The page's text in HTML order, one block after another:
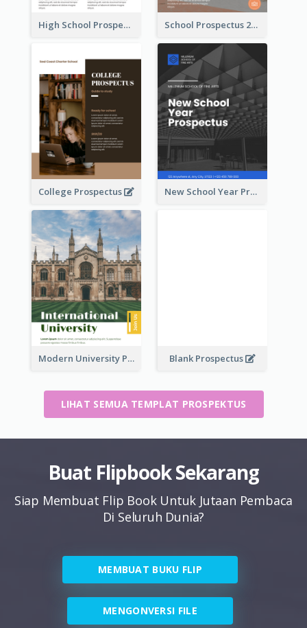
High School Prospectus School Prospectus 2022
College Prospectus New School Year Prospectus
Modern University Prospectus Blank Prospectus
LIHAT SEMUA TEMPLAT PROSPEKTUS
Buat Flipbook Sekarang
Siap Membuat Flip Book Untuk Jutaan Pembaca
Di Seluruh Dunia?
MEMBUAT BUKU FLIP
MENGONVERSI FILE